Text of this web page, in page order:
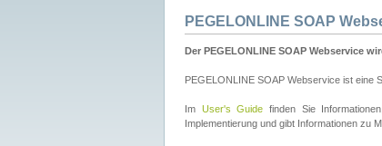
PEGELONLINE SOAP
Der PEGELONLINE SOAP Webservice
PEGELONLINE SOAP Webservice ist eine
Im User's Guide finden Sie
Implementierung und gibt Informationen zu